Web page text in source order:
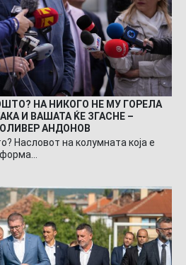
НА НИКОГО НЕ МУ ГОРЕЛА
И ВАШАТА ЌЕ ЗГАСНЕ –
АНДОНОВ
Насловот на колумната која е